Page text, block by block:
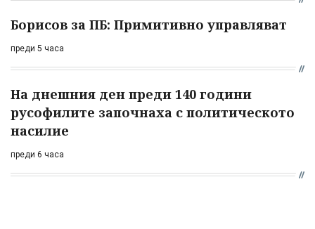
Борисов за ПБ: Примитивно управляват
преди 5 часа
На днешния ден преди 140 години
русофилите започнаха с политическото
насилие
преди 6 часа